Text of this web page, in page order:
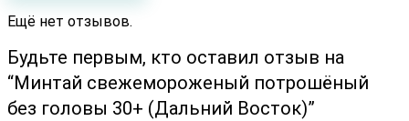
Ещё нет отзывов.
Будьте первым, кто оставил отзыв на
“Минтай cвежемороженый потрошёный
без головы 30+ (Дальний Восток)”